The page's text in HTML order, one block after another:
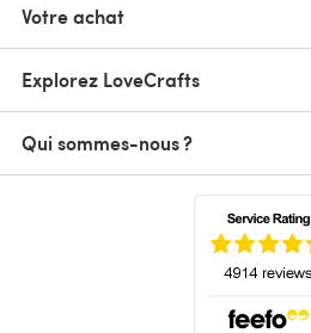
Votre achat
Explorez LoveCrafts
Qui sommes-nous ?